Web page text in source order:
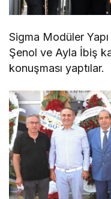
Sigma Modüler
Şenol ve Ayla İbiş
konuşması yaptılar.